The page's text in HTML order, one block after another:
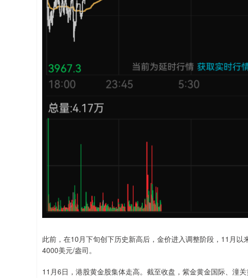
此前，在10月下旬创下历史新高后，金价进入调整阶段，11月
4000美元/盎司。
11月6日，港股黄金股集体走高。截至收盘，紫金黄金国际、潼